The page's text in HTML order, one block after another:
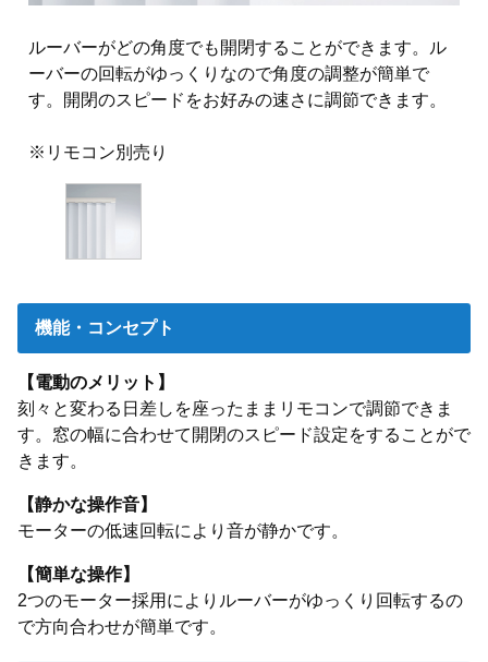
ルーバーがどの角度でも開閉することができます。ル
ーバーの回転がゆっくりなので角度の調整が簡単で
す。開閉のスピードをお好みの速さに調節できます。
※リモコン別売り
機能・コンセプト
【電動のメリット】
刻々と変わる日差しを座ったままリモコンで調節できま
す。窓の幅に合わせて開閉のスピード設定をすることがで
きます。
【静かな操作音】
モーターの低速回転により音が静かです。
【簡単な操作】
2つのモーター採用によりルーバーがゆっくり回転するの
で方向合わせが簡単です。